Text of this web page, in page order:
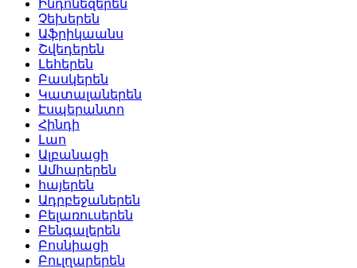
Ինդոնեզերեն
Չեխերեն
Աֆրիկաանս
Շվեդերեն
Լեհերեն
Բասկերեն
Կատալաներեն
Էսպերանտո
Հինդի
Լաո
Ալբանացի
Ամհարերեն
հայերեն
Ադրբեջաներեն
Բելառուսերեն
Բենգալերեն
Բոսնիացի
Բուլղարերեն